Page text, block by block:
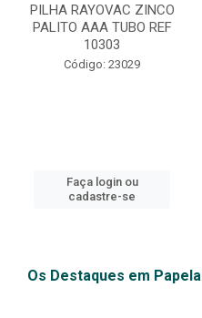
PILHA RAYOVAC ZINCO
PALITO AAA TUBO REF
10303
Código: 23029
Faça login ou
cadastre-se
Os Destaques em